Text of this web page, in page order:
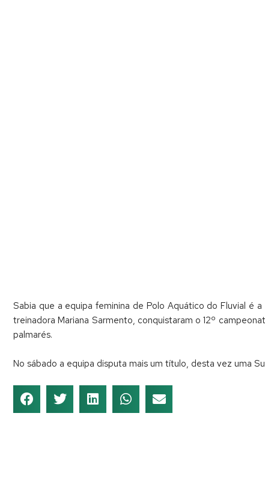
Sabia que a equipa feminina de Polo Aquático do Fluvial é
treinadora Mariana Sarmento, conquistaram o 12º
palmarés.
No sábado a equipa disputa mais um título, desta vez uma